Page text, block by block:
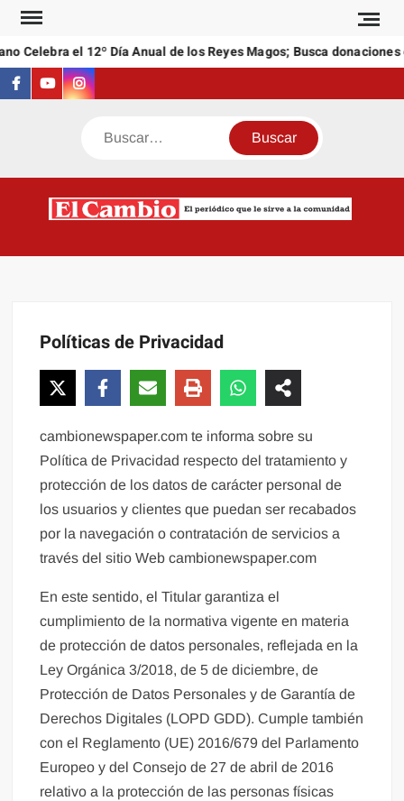
Saltar
contenidoel 12º Día Anual de los Reyes Magos; Busca donaciones
Facebook
YoutubeInstagram
Buscar
Políticas de Privacidad
cambionewspaper.com te informa sobre su
Política de Privacidad respecto del tratamiento y
protección de los datos de carácter personal de
los usuarios y clientes que puedan ser recabados
por la navegación o contratación de servicios a
través del sitio Web cambionewspaper.com
En este sentido, el Titular garantiza el
cumplimiento de la normativa vigente en materia
de protección de datos personales, reflejada en la
Ley Orgánica 3/2018, de 5 de diciembre, de
Protección de Datos Personales y de Garantía de
Derechos Digitales (LOPD GDD). Cumple también
con el Reglamento (UE) 2016/679 del Parlamento
Europeo y del Consejo de 27 de abril de 2016
relativo a la protección de las personas físicas